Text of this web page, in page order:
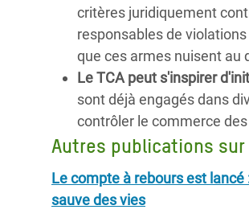
critères juridiquement
responsables de
que ces armes nuisent au
Le TCA peut s'inspirer
sont déjà engagés dans
contrôler le commerce
Autres publications
Le compte à rebours est
sauve des vies